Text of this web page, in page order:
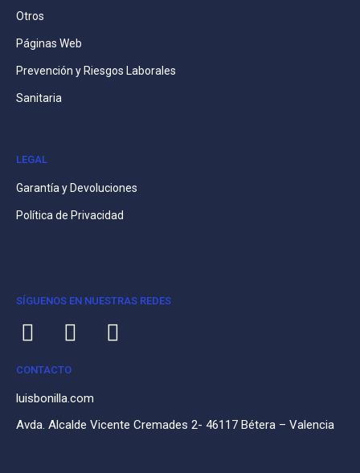
Otros
Páginas Web
Prevención y Riesgos Laborales
Sanitaria
LEGAL
Garantía y Devoluciones
Política de Privacidad
SÍGUENOS EN NUESTRAS REDES
CONTACTO
luisbonilla.com
Avda. Alcalde Vicente Cremades 2- 46117 Bétera – Valencia